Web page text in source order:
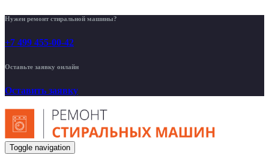
Нужен ремонт стиральной машины?
+7 499 455-00-42
Оставьте заявку онлайн
Оставить заявку
Toggle navigation